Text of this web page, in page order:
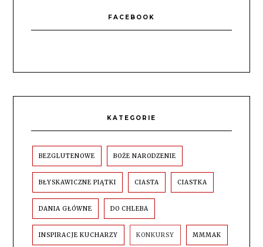
FACEBOOK
KATEGORIE
BEZGLUTENOWE BOŻE NARODZENIE
BŁYSKAWICZNE PIĄTKI CIASTA CIASTKA
DANIA GŁÓWNE DO CHLEBA
INSPIRACJE KUCHARZY KONKURSY MMMAK